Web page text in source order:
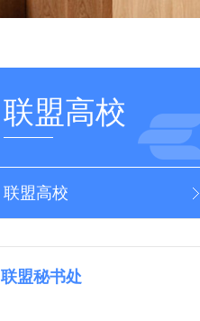
联盟高校
联盟高校
联盟秘书处